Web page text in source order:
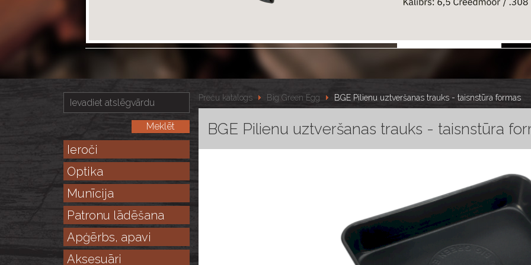
Ieroči
Optika
Munīcija
Patronu lādēšana
Apģērbs, apavi
Aksesuāri
Preču katalogs Big Green Egg BGE Pilienu uztveršanas trauks - taisnstūra formas
BGE Pilienu uztveršanas trauks - taisnstūra